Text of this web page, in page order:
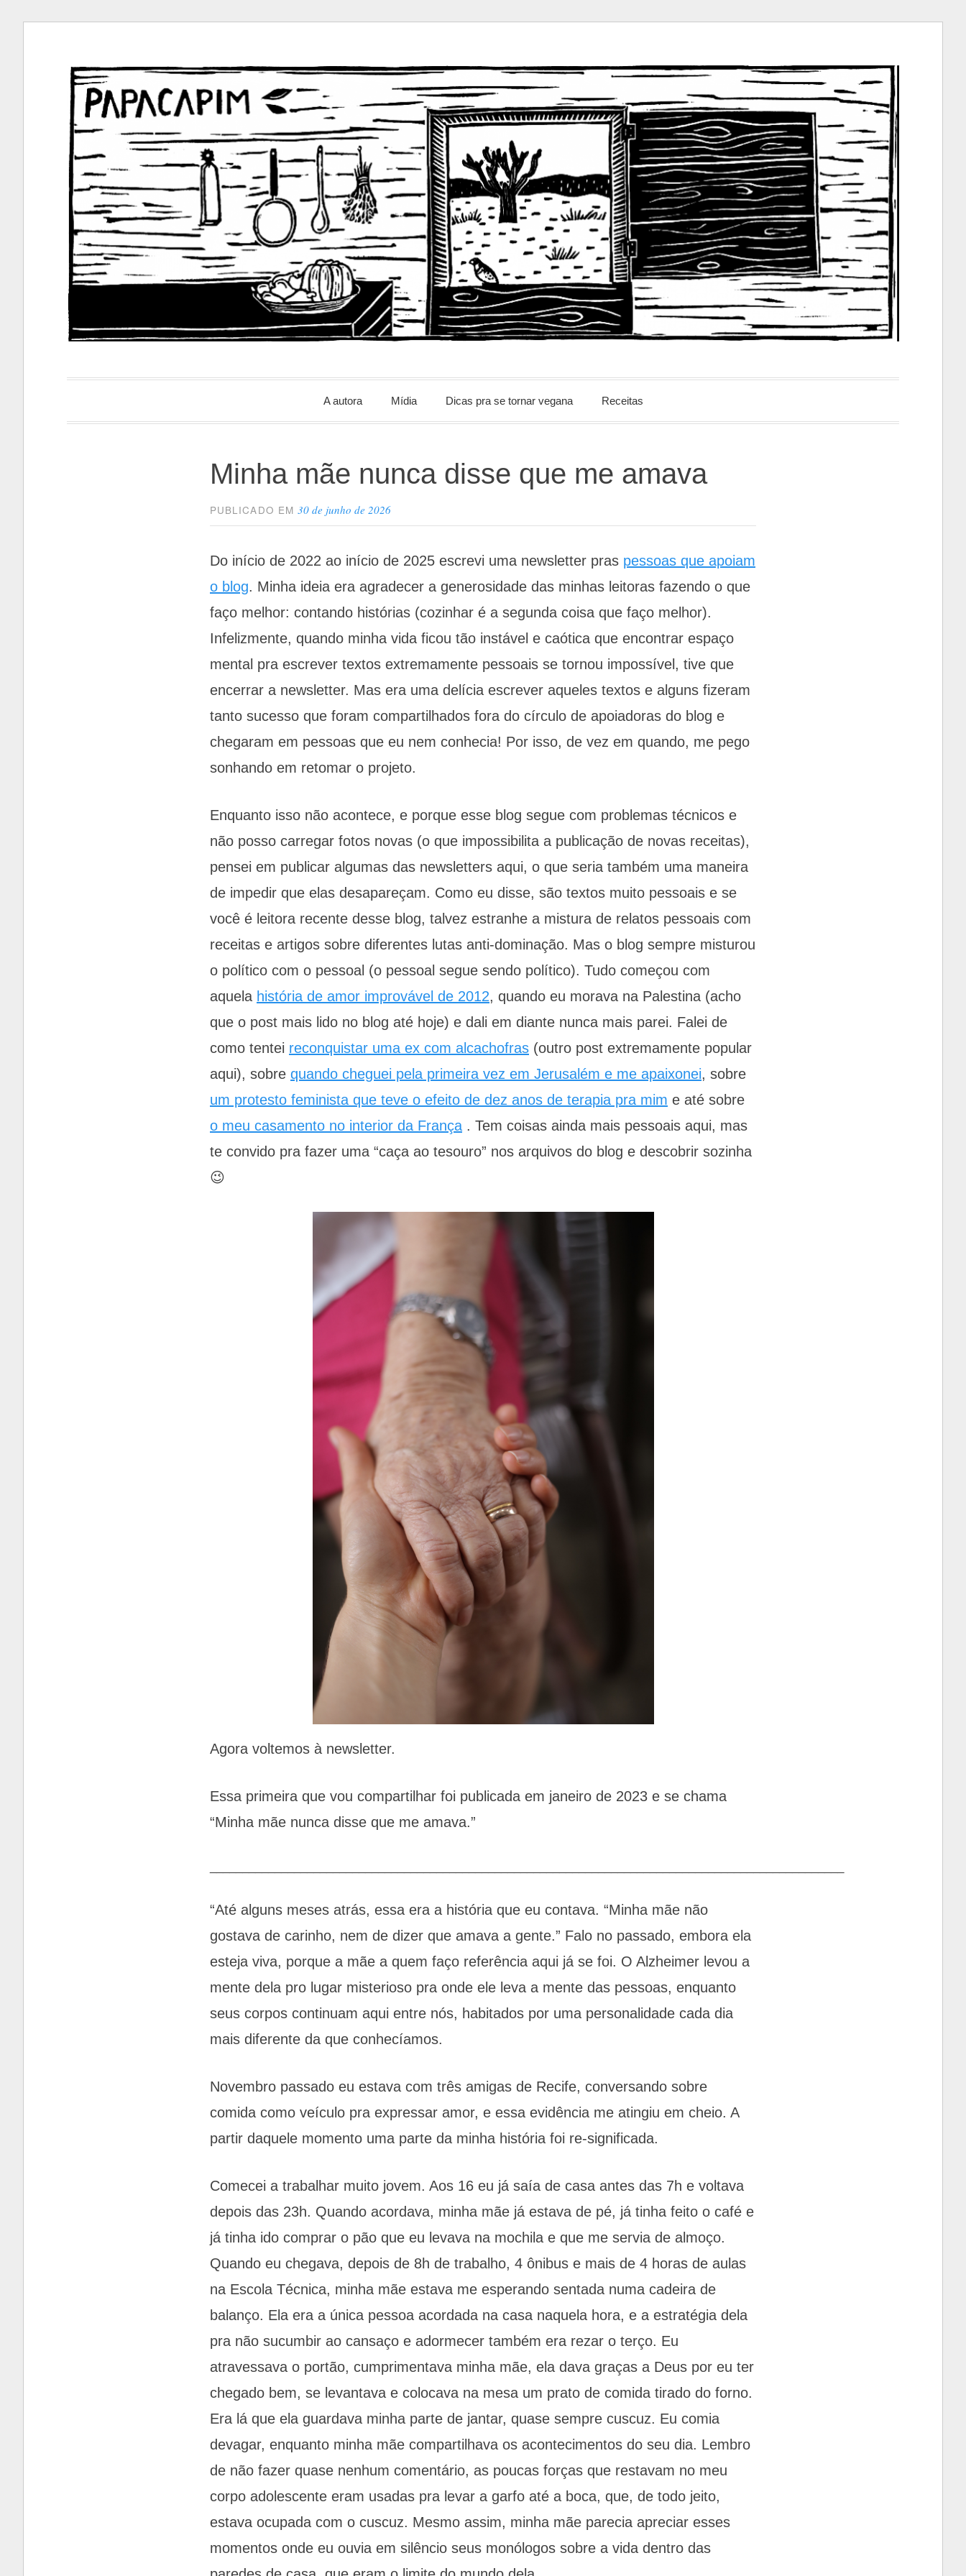
conteúdo
PapacapimA autora Mídia Dicas pra se tornar vegana Receitas
Minha mãe nunca disse que me amava
PUBLICADO EM30 de junho de 2026
Do início de 2022 ao início de 2025 escrevi uma newsletter pras pessoas que apoiam
o blog. Minha ideia era agradecer a generosidade das minhas leitoras fazendo o que
faço melhor: contando histórias (cozinhar é a segunda coisa que faço melhor).
Infelizmente, quando minha vida ficou tão instável e caótica que encontrar espaço
mental pra escrever textos extremamente pessoais se tornou impossível, tive que
encerrar a newsletter. Mas era uma delícia escrever aqueles textos e alguns fizeram
tanto sucesso que foram compartilhados fora do círculo de apoiadoras do blog e
chegaram em pessoas que eu nem conhecia! Por isso, de vez em quando, me pego
sonhando em retomar o projeto.
Enquanto isso não acontece, e porque esse blog segue com problemas técnicos e
não posso carregar fotos novas (o que impossibilita a publicação de novas receitas),
pensei em publicar algumas das newsletters aqui, o que seria também uma maneira
de impedir que elas desapareçam. Como eu disse, são textos muito pessoais e se
você é leitora recente desse blog, talvez estranhe a mistura de relatos pessoais com
receitas e artigos sobre diferentes lutas anti-dominação. Mas o blog sempre misturou
o político com o pessoal (o pessoal segue sendo político). Tudo começou com
aquela história de amor improvável de 2012, quando eu morava na Palestina (acho
que o post mais lido no blog até hoje) e dali em diante nunca mais parei. Falei de
como tentei reconquistar uma ex com alcachofras (outro post extremamente popular
aqui), sobre quando cheguei pela primeira vez em Jerusalém e me apaixonei, sobre
um protesto feminista que teve o efeito de dez anos de terapia pra mim e até sobre
o meu casamento no interior da França . Tem coisas ainda mais pessoais aqui, mas
te convido pra fazer uma “caça ao tesouro” nos arquivos do blog e descobrir sozinha
😉
Agora voltemos à newsletter.
Essa primeira que vou compartilhar foi publicada em janeiro de 2023 e se chama
“Minha mãe nunca disse que me amava.”
“Até alguns meses atrás, essa era a história que eu contava. “Minha mãe não
gostava de carinho, nem de dizer que amava a gente.” Falo no passado, embora ela
esteja viva, porque a mãe a quem faço referência aqui já se foi. O Alzheimer levou a
mente dela pro lugar misterioso pra onde ele leva a mente das pessoas, enquanto
seus corpos continuam aqui entre nós, habitados por uma personalidade cada dia
mais diferente da que conhecíamos.
Novembro passado eu estava com três amigas de Recife, conversando sobre
comida como veículo pra expressar amor, e essa evidência me atingiu em cheio. A
partir daquele momento uma parte da minha história foi re-significada.
Comecei a trabalhar muito jovem. Aos 16 eu já saía de casa antes das 7h e voltava
depois das 23h. Quando acordava, minha mãe já estava de pé, já tinha feito o café e
já tinha ido comprar o pão que eu levava na mochila e que me servia de almoço.
Quando eu chegava, depois de 8h de trabalho, 4 ônibus e mais de 4 horas de aulas
na Escola Técnica, minha mãe estava me esperando sentada numa cadeira de
balanço. Ela era a única pessoa acordada na casa naquela hora, e a estratégia dela
pra não sucumbir ao cansaço e adormecer também era rezar o terço. Eu
atravessava o portão, cumprimentava minha mãe, ela dava graças a Deus por eu ter
chegado bem, se levantava e colocava na mesa um prato de comida tirado do forno.
Era lá que ela guardava minha parte de jantar, quase sempre cuscuz. Eu comia
devagar, enquanto minha mãe compartilhava os acontecimentos do seu dia. Lembro
de não fazer quase nenhum comentário, as poucas forças que restavam no meu
corpo adolescente eram usadas pra levar a garfo até a boca, que, de todo jeito,
estava ocupada com o cuscuz. Mesmo assim, minha mãe parecia apreciar esses
momentos onde eu ouvia em silêncio seus monólogos sobre a vida dentro das